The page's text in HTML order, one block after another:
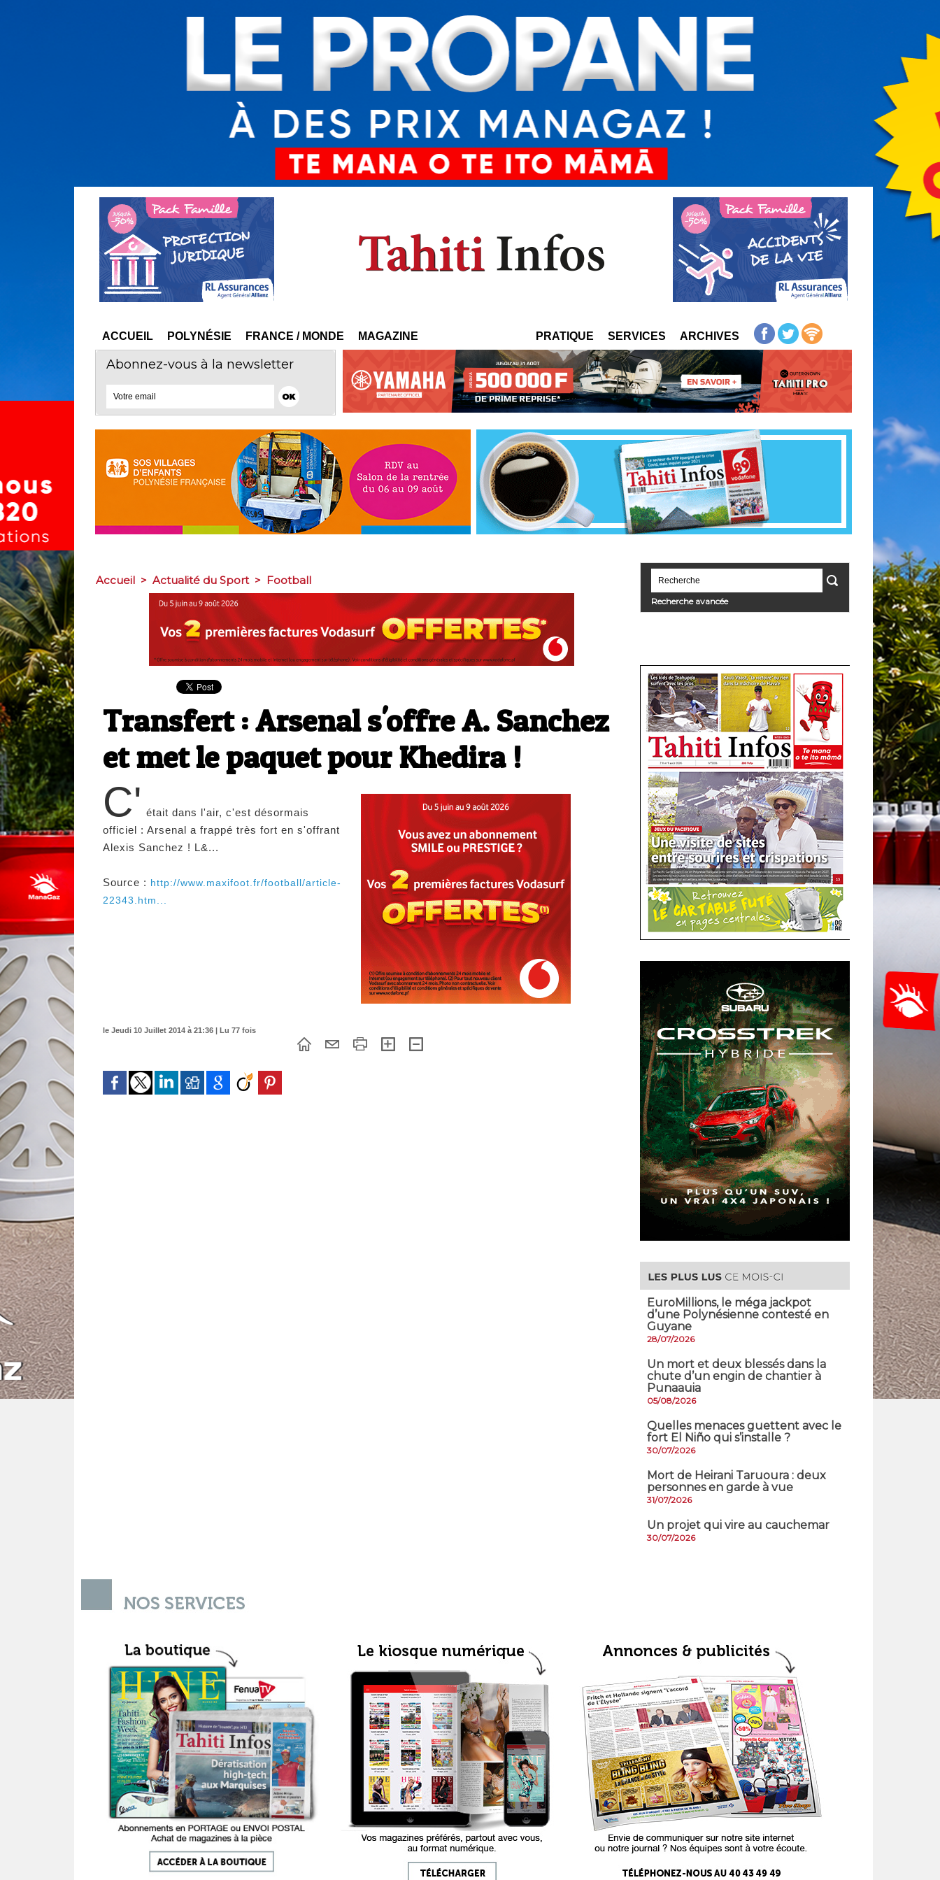
ACCUEIL POLYNÉSIE FRANCE / MONDE MAGAZINE PRATIQUE SERVICES ARCHIVES
Abonnez-vous à la newsletter
Accueil > Actualité du Sport > Football
Transfert : Arsenal s'offre A. Sanchez
et met le paquet pour Khedira !
C' était dans l'air, c'est désormais
officiel : Arsenal a frappé très fort en s'offrant
Alexis Sanchez ! L&...
Source : http://www.maxifoot.fr/football/article-
22343.htm...
le Jeudi 10 Juillet 2014 à 21:36 | Lu 77 fois
Recherche avancée
EuroMillions, ​le méga jackpot
d’une Polynésienne contesté en
Guyane
28/07/2026
​Un mort et deux blessés dans la
chute d’un engin de chantier à
Punaauia
05/08/2026
Quelles menaces guettent avec le
fort El Niño qui s’installe ?
30/07/2026
Mort de Heirani Taruoura : deux
personnes en garde à vue
31/07/2026
Un projet qui vire au cauchemar
30/07/2026